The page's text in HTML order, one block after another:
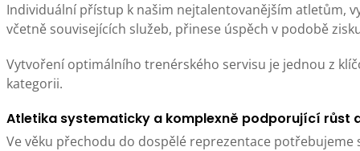
Individuální přístup k našim nejtalentovanějším atletům,
včetně souvisejících služeb, přinese úspěch v podobě
Vytvoření optimálního trenérského servisu je jednou z
kategorii.
Atletika systematicky a komplexně podporující růst
Ve věku přechodu do dospělé reprezentace